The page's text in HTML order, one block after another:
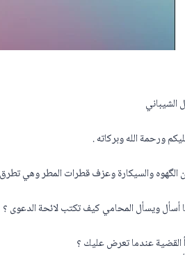
الشيباني
ورحمة الله وبركاته .
الگهوه والسيكارة وعزف قطرات المطر وهي تطرق
أسأل ويسأل المحامي كيف تكتب لائحة الدعوى ؟
القضية عندما تعرض عليك ؟